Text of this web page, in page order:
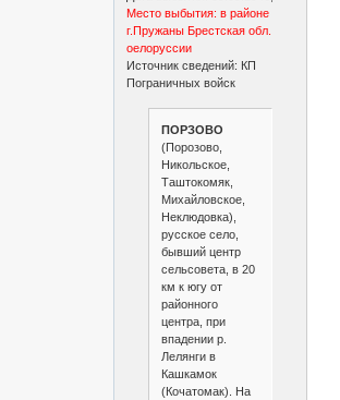
Место выбытия: в районе
г.Пружаны Брестская обл.
оелоруссии
Источник сведений: КП
Пограничных войск
ПОРЗОВО
(Порозово,
Никольское,
Таштокомяк,
Михайловское,
Неклюдовка),
русское село,
бывший центр
сельсовета, в 20
км к югу от
районного
центра, при
впадении р.
Лелянги в
Кашкамок
(Кочатомак). На